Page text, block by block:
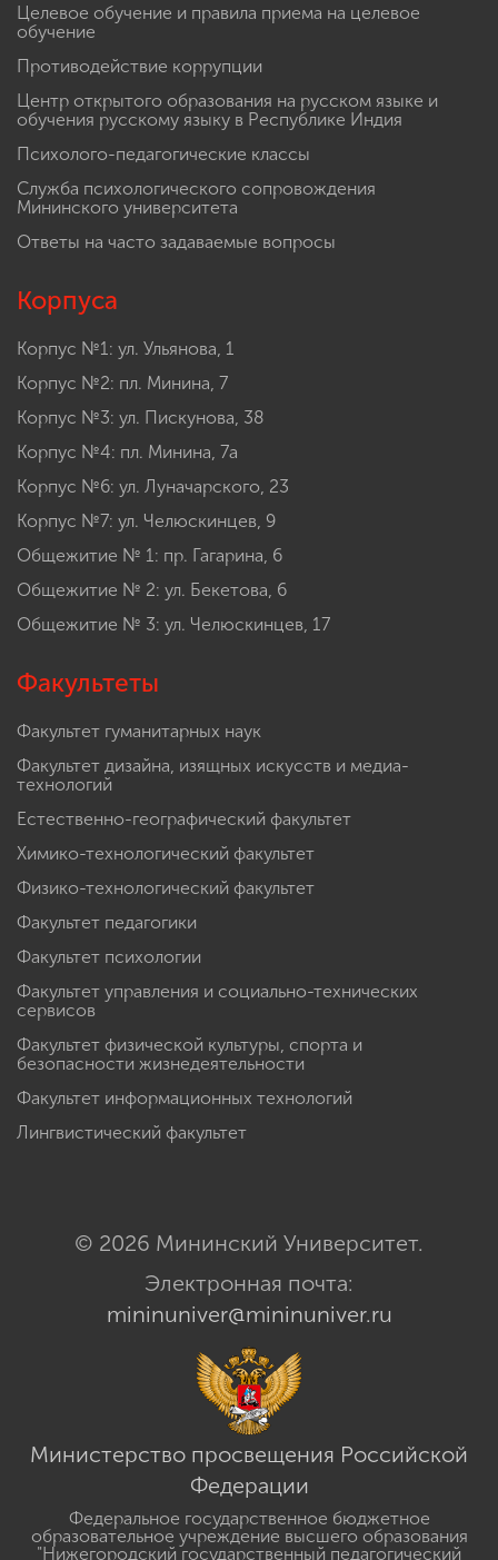
Целевое обучение и правила приема на целевое
обучение
Противодействие коррупции
Центр открытого образования на русском языке и
обучения русскому языку в Республике Индия
Психолого-педагогические классы
Служба психологического сопровождения
Мининского университета
Ответы на часто задаваемые вопросы
Корпуса
Корпус №1: ул. Ульянова, 1
Корпус №2: пл. Минина, 7
Корпус №3: ул. Пискунова, 38
Корпус №4: пл. Минина, 7а
Корпус №6: ул. Луначарского, 23
Корпус №7: ул. Челюскинцев, 9
Общежитие № 1: пр. Гагарина, 6
Общежитие № 2: ул. Бекетова, 6
Общежитие № 3: ул. Челюскинцев, 17
Факультеты
Факультет гуманитарных наук
Факультет дизайна, изящных искусств и медиа-
технологий
Естественно-географический факультет
Химико-технологический факультет
Физико-технологический факультет
Факультет педагогики
Факультет психологии
Факультет управления и социально-технических
сервисов
Факультет физической культуры, спорта и
безопасности жизнедеятельности
Факультет информационных технологий
Лингвистический факультет
© 2026 Мининский Университет.
Электронная почта:
mininuniver@mininuniver.ru
Министерство просвещения Российской
Федерации
Федеральное государственное бюджетное
образовательное учреждение высшего образования
"Нижегородский государственный педагогический